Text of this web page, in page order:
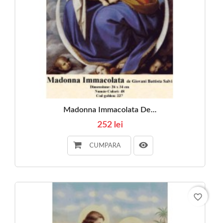
Madonna Immacolata De...
252 lei
CUMPARA
favorite_border